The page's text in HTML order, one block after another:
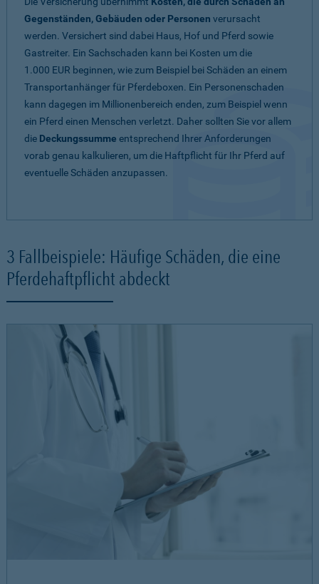
Gegenständen, Gebäuden oder Personen verursacht
werden. Versichert sind dabei Haus, Hof und Pferd sowie
Gastreiter. Ein Sachschaden kann bei Kosten um die
1.000 EUR beginnen, wie zum Beispiel bei Schäden an einem
Transportanhänger für Pferdeboxen. Ein Personenschaden
kann dagegen im Millionenbereich enden, zum Beispiel wenn
ein Pferd einen Menschen verletzt. Daher sollten Sie vor allem
die Deckungssumme entsprechend Ihrer Anforderungen
vorab genau kalkulieren, um die Haftpflicht für Ihr Pferd auf
eventuelle Schäden anzupassen.
3 Fallbeispiele: Häufige Schäden, die eine
Pferdehaftpflicht abdeckt